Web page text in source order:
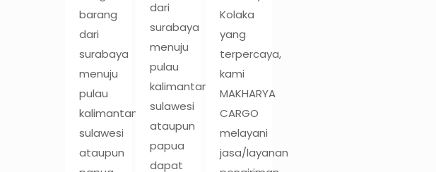
barang
dari
surabaya
menuju
pulau
kalimantan,
sulawesi
ataupun
dari
surabaya
menuju
pulau
kalimantan,
sulawesi
ataupun
papua
dapat
Kolaka
yang
terpercaya,
kami
MAKHARYA
CARGO
melayani
jasa/layanan